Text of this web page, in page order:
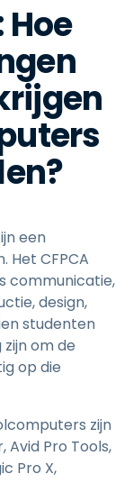
een
Het CFPCA
communicatie,
design,
studenten
om de
op die
zijn
Avid Pro Tools,
Pro X,